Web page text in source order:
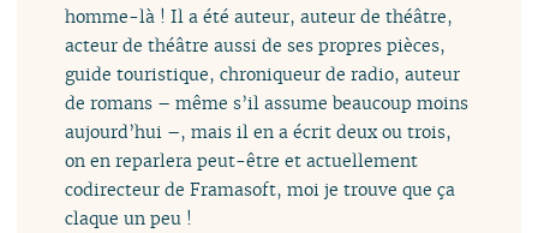
homme-là ! Il a été auteur, auteur de théâtre,
acteur de théâtre aussi de ses propres pièces,
guide touristique, chroniqueur de radio, auteur
de romans – même s’il assume beaucoup moins
aujourd’hui –, mais il en a écrit deux ou trois,
on en reparlera peut-être et actuellement
codirecteur de Framasoft, moi je trouve que ça
claque un peu !